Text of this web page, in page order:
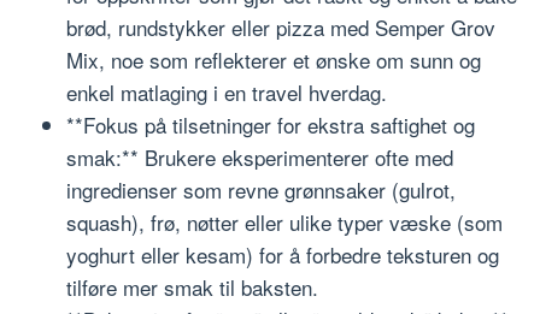
brød, rundstykker eller pizza med Semper Grov
Mix, noe som reflekterer et ønske om sunn og
enkel matlaging i en travel hverdag.
**Fokus på tilsetninger for ekstra saftighet og
smak:** Brukere eksperimenterer ofte med
ingredienser som revne grønnsaker (gulrot,
squash), frø, nøtter eller ulike typer væske (som
yoghurt eller kesam) for å forbedre teksturen og
tilføre mer smak til baksten.